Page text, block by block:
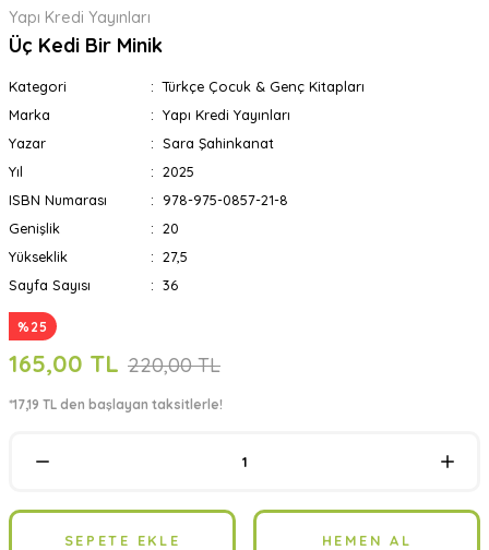
Yapı Kredi Yayınları
Üç Kedi Bir Minik
Kategori
Türkçe Çocuk & Genç Kitapları
Marka
Yapı Kredi Yayınları
Yazar
Sara Şahinkanat
Yıl
2025
ISBN Numarası
978-975-0857-21-8
Genişlik
20
Yükseklik
27,5
Sayfa Sayısı
36
%25
165,00 TL 220,00 TL
*17,19 TL den başlayan taksitlerle!
SEPETE EKLE HEMEN AL